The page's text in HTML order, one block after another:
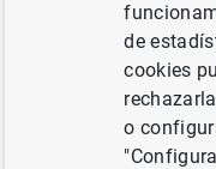
Finalidad
de
cookies
o